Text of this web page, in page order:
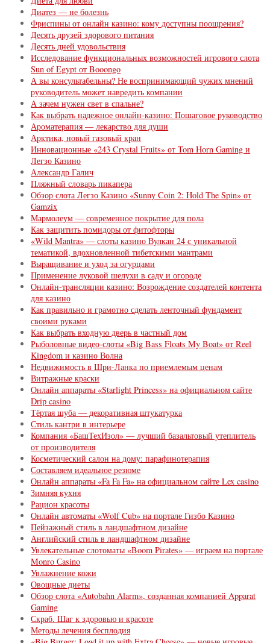
Диатез — не болезнь
Фриспины от онлайн казино: кому доступны поощрения?
Десять друзей здорового питания
Десять дней удовольствия
Исследование функциональных возможностей игрового слота
Sun of Egypt от Booongo
А вы консультабельны? Не воспринимающий чужих мнений
руководитель может навредить компании
А зачем нужен свет в спальне?
Как выбрать надежное онлайн-казино: Пошаговое руководство
Ароматерапия — лекарство для души
Арктика, новый газовый кран
Инновационные «243 Crystal Fruits» от Tom Horn Gaming и
Легзо Казино
Александр Галич
Пляжный словарь пикапера
Обзор слота Легзо Казино «Sunny Coin 2: Hold The Spin» от
Gamzix
Мармолеум — современное покрытие для пола
Как защитить помидоры от фитофторы
«Wild Mantra» — слоты казино Вулкан 24 с уникальной
тематикой, вдохновленной тибетскими мантрами
Выращивание и уход за огурцами
Применение луковой шелухи в саду и огороде
Онлайн-трансляции казино: Возрождение создателей контента
для казино
Как правильно и грамотно сделать ленточный фундамент
своими руками
Как выбрать входную дверь в частный дом
Рыболовные видео-слоты «Big Bass Floats My Boat» от Reel
Kingdom и казино Волна
Недвижимость в Шри-Ланка по приемлемым ценам
Витражные краски
Онлайн аппараты «Starlight Princess» на официальном сайте
Drip casino
Тёртая шуба — декоративная штукатурка
Стиль кантри в интерьере
Компания «БашТехИзол» — лучший базальтовый утеплитель
от производителя
Косметический салон на дому: парафинотерапия
Составляем идеальное резюме
Онлайн аппараты «Fa Fa Fa» на официальном сайте Lex casino
Зимняя кухня
Рацион красоты
Онлайн автоматы «Wolf Cub» на портале Гизбо Казино
Пейзажный стиль в ландшафтном дизайне
Английский стиль в ландшафтном дизайне
Увлекательные слотоматы «Boom Pirates» — играем на портале
Monro Сasino
Увлажнение кожи
Овощные диеты
Обзор слота «Autobahn Alarm», созданная компанией Apparat
Gaming
Скраб. Шаг к здоровью и красоте
Методы лечения бесплодия